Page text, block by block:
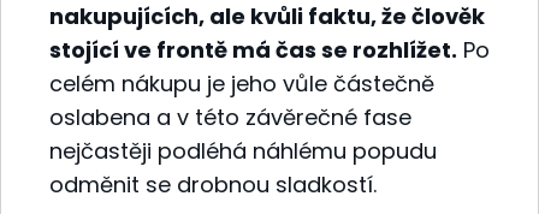
nakupujících, ale kvůli faktu, že člověk
stojící ve frontě má čas se rozhlížet. Po
celém nákupu je jeho vůle částečně
oslabena a v této závěrečné fase
nejčastěji podléhá náhlému popudu
odměnit se drobnou sladkostí.